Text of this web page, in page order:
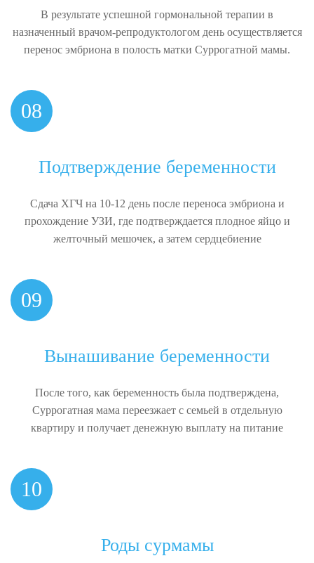
В результате успешной гормональной терапии в
назначенный врачом-репродуктологом день осуществляется
перенос эмбриона в полость матки Суррогатной мамы.
08
Подтверждение беременности
Сдача ХГЧ на 10-12 день после переноса эмбриона и
прохождение УЗИ, где подтверждается плодное яйцо и
желточный мешочек, а затем сердцебиение
09
Вынашивание беременности
После того, как беременность была подтверждена,
Суррогатная мама переезжает с семьей в отдельную
квартиру и получает денежную выплату на питание
10
Роды сурмамы